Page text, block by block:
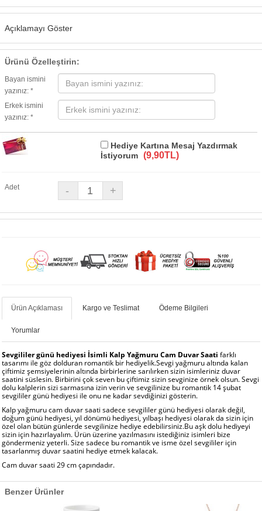
Açıklamayı Göster
Ürünü Özelleştirin:
Bayan ismini
yazınız: *
Erkek ismini
yazınız: *
Hediye Kartına Mesaj Yazdırmak
İstiyorum (9,90TL)
Adet
Ürün Açıklaması Kargo ve Teslimat Ödeme Bilgileri
Yorumlar
Sevgililer günü hediyesi İsimli Kalp Yağmuru Cam Duvar Saati farklı
tasarımı ile göz dolduran romantik bir hediyelik.Sevgi yağmuru altında kalan
çiftimiz şemsiyelerinin altında birbirlerine sarılırken sizin isimleriniz duvar
saatini süslesin. Birbirini çok seven bu çiftimiz sizin sevginize örnek olsun. Sevgi
dolu kalplerin sizi sarmasına izin verin ve sevgilinize bu romantik 14 şubat
sevgililer günü hediyesi ile onu ne kadar sevdiğinizi gösterin.
Kalp yağmuru cam duvar saati sadece sevgililer günü hediyesi olarak değil,
doğum günü hediyesi, yıl dönümü hediyesi, yılbaşı hediyesi olarak da sizin için
özel olan bütün günlerde sevgilinize hediye edebilirsiniz.Bu aşk dolu hediyeyi
sizin için hazırlayalım. Ürün üzerine yazılmasını istediğiniz isimleri bize
göndermeniz yeterli. Size sadece bu romantik ve isme özel sevgililer için
tasarlanmış duvar saatini hediye etmek kalacak.
Cam duvar saati 29 cm çapındadır.
Benzer Ürünler